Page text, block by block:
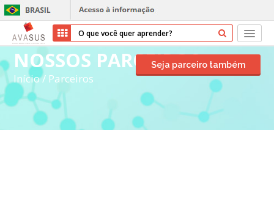
Início
Cursos
Parceiros
NOSSOS PARCEIROS
Início/ Parceiros
Seja parceiro também